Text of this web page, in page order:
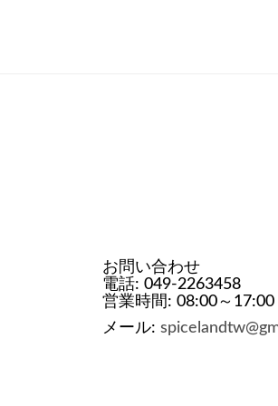
お問い合わせ
電話: 049-2263458
営業時間: 08:00～17:00
メール: